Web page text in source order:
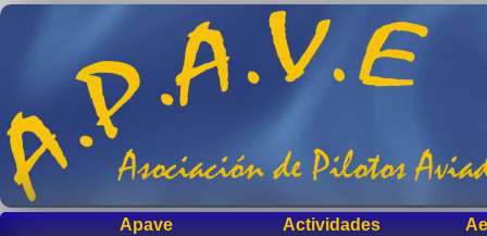
Apave Actividades